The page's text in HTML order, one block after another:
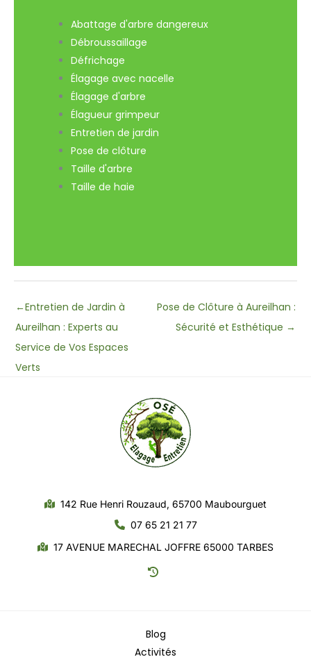
Abattage d'arbre dangereux
Débroussaillage
Défrichage
Élagage avec nacelle
Élagage d'arbre
Élagueur grimpeur
Entretien de jardin
Pose de clôture
Taille d'arbre
Taille de haie
←Entretien de Jardin à
Aureilhan : Experts au
Service de Vos Espaces
Verts
Pose de Clôture à Aureilhan :
Sécurité et Esthétique →
142 Rue Henri Rouzaud, 65700 Maubourguet
07 65 21 21 77
17 AVENUE MARECHAL JOFFRE 65000 TARBES
Blog
Activités